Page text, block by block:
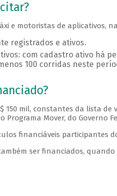
e motoristas de aplicativos,
registrados e ativos.
com cadastro ativo há
100 corridas neste
150 mil, constantes da lista de
Mover, do Governo
financiáveis participantes
ser financiados,